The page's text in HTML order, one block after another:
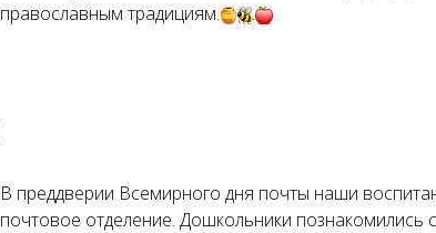
православным традициям.
В преддверии Всемирного дня почты наши
почтовое отделение. Дошкольники познакомились